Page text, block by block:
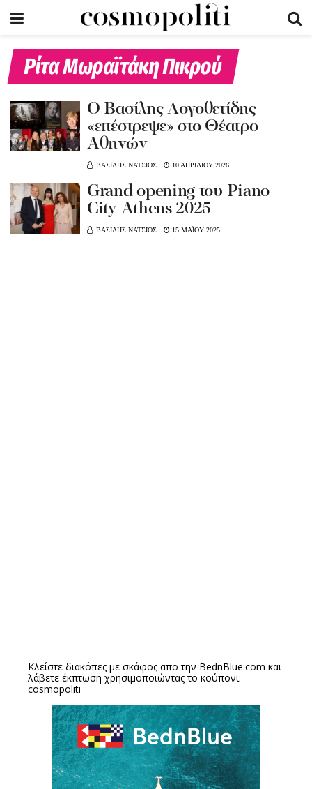
Ρίτα Μωραϊτάκη Πικρού
Ο Βασίλης Λογοθετίδης
«επέστρεψε» στο Θέατρο
Αθηνών
ΒΑΣΙΛΗΣ ΝΑΤΣΙΟΣ 10 ΑΠΡΙΛΙΟΥ 2026
Grand opening του Piano
City Athens 2025
ΒΑΣΙΛΗΣ ΝΑΤΣΙΟΣ 15 ΜΑΪΟΥ 2025
Κλείστε διακόπες με σκάφος απο την BednBlue.com και
λάβετε έκπτωση χρησιμοποιώντας το κούπονι:
cosmopoliti